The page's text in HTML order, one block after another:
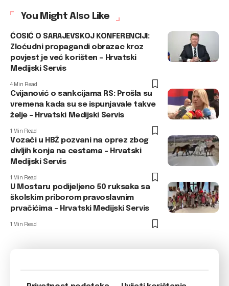
You Might Also Like
ĆOSIĆ O SARAJEVSKOJ KONFERENCIJI:
Zloćudni propagandi obrazac kroz
povjest je već korišten – Hrvatski
Medijski Servis
4 Min Read
Cvijanović o sankcijama RS: Prošla su
vremena kada su se ispunjavale takve
želje – Hrvatski Medijski Servis
1 Min Read
Vozači u HBŽ pozvani na oprez zbog
divljih konja na cestama – Hrvatski
Medijski Servis
1 Min Read
U Mostaru podijeljeno 50 ruksaka sa
školskim priborom pravoslavnim
prvačićima – Hrvatski Medijski Servis
1 Min Read